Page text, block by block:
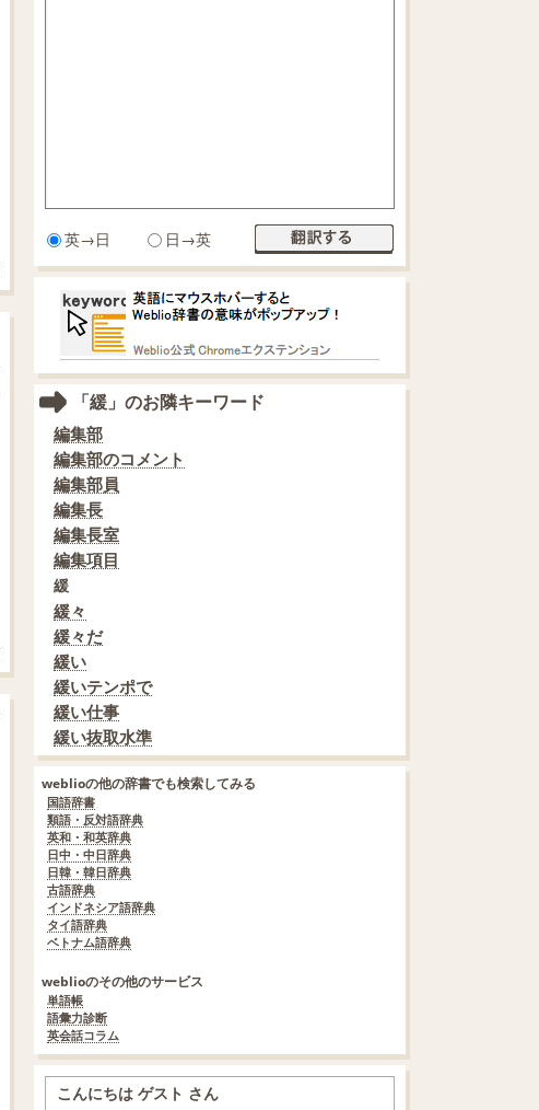
英→日 日→英
「緩」のお隣キーワード
編集部
編集部のコメント
編集部員
編集長
編集長室
編集項目
緩
緩々
緩々だ
緩い
緩いテンポで
緩い仕事
緩い抜取水準
weblioの他の辞書でも検索してみる
国語辞書
類語・反対語辞典
英和・和英辞典
日中・中日辞典
日韓・韓日辞典
古語辞典
インドネシア語辞典
タイ語辞典
ベトナム語辞典
weblioのその他のサービス
単語帳
語彙力診断
英会話コラム
こんにちは ゲスト さん